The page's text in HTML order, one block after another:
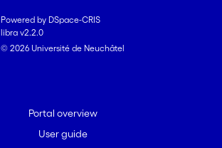
Powered by DSpace-CRIS
libra v2.2.0
© 2026 Université de Neuchâtel
Portal overview
User guide